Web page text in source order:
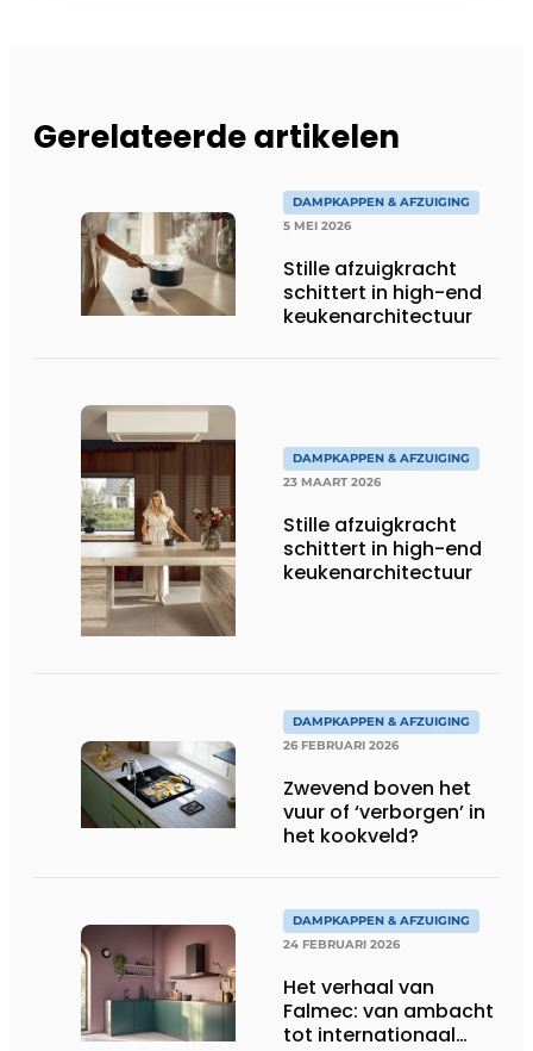
Gerelateerde artikelen
DAMPKAPPEN & AFZUIGING
5 MEI 2026
Stille afzuigkracht
schittert in high-end
keukenarchitectuur
DAMPKAPPEN & AFZUIGING
23 MAART 2026
Stille afzuigkracht
schittert in high-end
keukenarchitectuur
DAMPKAPPEN & AFZUIGING
26 FEBRUARI 2026
Zwevend boven het
vuur of ‘verborgen’ in
het kookveld?
DAMPKAPPEN & AFZUIGING
24 FEBRUARI 2026
Het verhaal van
Falmec: van ambacht
tot internationaal